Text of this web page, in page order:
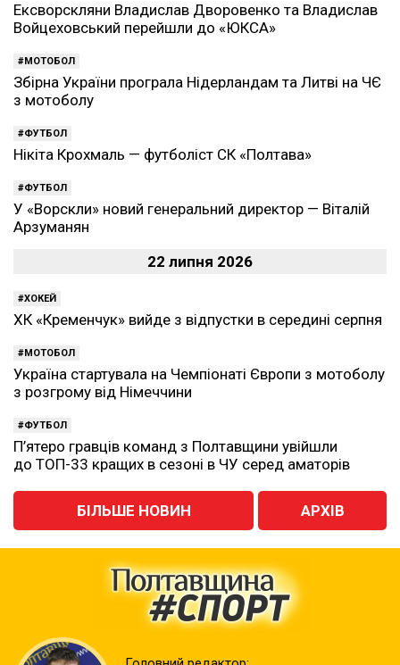
Ексворскляни Владислав Дворовенко та Владислав
Войцеховський перейшли до «ЮКСА»
МОТОБОЛ
Збірна України програла Нідерландам та Литві на ЧЄ
з мотоболу
ФУТБОЛ
Нікіта Крохмаль — футболіст СК «Полтава»
ФУТБОЛ
У «Ворскли» новий генеральний директор — Віталій
Арзуманян
22 липня 2026
ХОКЕЙ
ХК «Кременчук» вийде з відпустки в середині серпня
МОТОБОЛ
Україна стартувала на Чемпіонаті Європи з мотоболу
з розгрому від Німеччини
ФУТБОЛ
П’ятеро гравців команд з Полтавщини увійшли
до ТОП-33 кращих в сезоні в ЧУ серед аматорів
БІЛЬШЕ НОВИН АРХІВ